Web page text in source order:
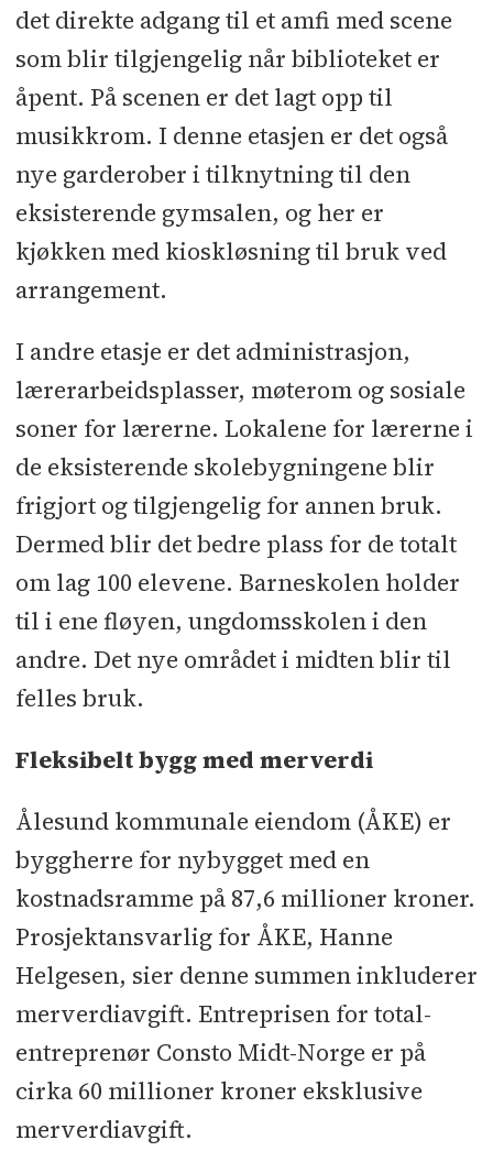
BetonglRør, ventilasjon: Nordvest
Miljøl Elektro, automasjon, solceller,
lås og beslag: EL 24 Ensikol
Hulldekker: SpennconlLimtre,
massivtre: WoodconlTakelement:
Lett-Tak Systemerl
Riving/sanering:
Møre Miljøsanering
Grunnarbeid:
Taktekking:
Vestlandstak
Maling, gulvbelegg: Ullevål
Malermesterforretningl
Solskjerming: KvintBlendexl
Glassfasader: Straumsheim Glass og
Fasade
Vindu: NorDan
Dører:
Daloc lKjøkken: HTHl
Trapper,
l
Systemhimling, spilevegger:
Moelven ModuslFasadeplater:
Interiørarkitekt: Fra Innersidal
Byggevarer: Optimera
Rockpanel
Interiør: Input Interior
det direkte adgang til et amfi med scene
som blir tilgjengelig når biblioteket er
åpent. På scenen er det lagt opp til
musikkrom. I denne etasjen er det også
nye garderober i tilknytning til den
eksisterende gymsalen, og her er
kjøkken med kioskløsning til bruk ved
arrangement.
I andre etasje er det administrasjon,
lærerarbeidsplasser, møterom og sosiale
soner for lærerne. Lokalene for lærerne i
de eksisterende skolebygningene blir
frigjort og tilgjengelig for annen bruk.
Dermed blir det bedre plass for de totalt
om lag 100 elevene. Barneskolen holder
til i ene fløyen, ungdomsskolen i den
andre. Det nye området i midten blir til
felles bruk.
Fleksibelt bygg med merverdi
Ålesund kommunale eiendom (ÅKE) er
byggherre for nybygget med en
kostnadsramme på 87,6 millioner kroner.
Prosjektansvarlig for ÅKE, Hanne
Helgesen, sier denne summen inkluderer
merverdiavgift. Entreprisen for total-
entreprenør Consto Midt-Norge er på
cirka 60 millioner kroner eksklusive
merverdiavgift.